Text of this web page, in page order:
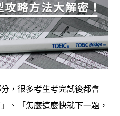
，很多考生考完試後都會
」、「怎麼這麼快就下一題，